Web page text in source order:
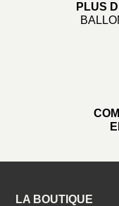
PLUS
LA BOUTIQUE